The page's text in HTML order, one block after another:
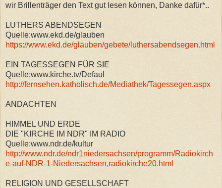
wir Brillenträger den Text gut lesen können, Danke dafür*..
LUTHERS ABENDSEGEN
Quelle:www.ekd.de/glauben
https://www.ekd.de/glauben/gebete/luthersabendsegen.html
EIN TAGESSEGEN FÜR SIE
Quelle:www.kirche.tv/Defaul
http://fernsehen.katholisch.de/Mediathek/Tagessegen.aspx
ANDACHTEN
HIMMEL UND ERDE
DIE "KIRCHE IM NDR" IM RADIO
Quelle:www.ndr.de/kultur
http://www.ndr.de/ndr1niedersachsen/programm/Radiokirch
e-auf-NDR-1-Niedersachsen,radiokirche20.html
RELIGION UND GESELLSCHAFT